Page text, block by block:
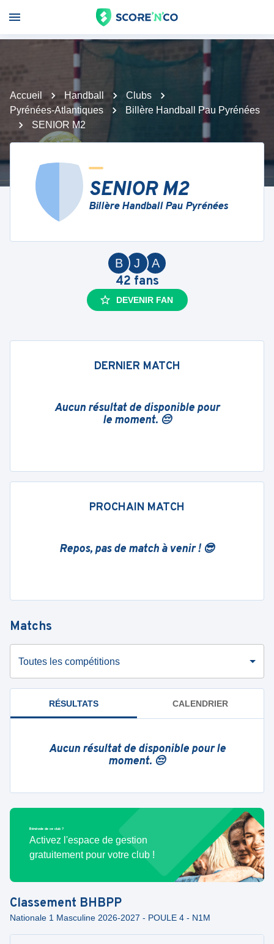
Accueil Handball
Clubs
Pyrénées-Atlantiques
Billère Handball Pau Pyrénées
SENIOR M2
SENIOR M2
Billère Handball Pau Pyrénées
A
J
B
42 fans
DEVENIR FAN
DERNIER MATCH
Aucun résultat de disponible pour
le moment. 😔
PROCHAIN MATCH
Repos, pas de match à venir ! 😎
Matchs
Toutes les compétitions
RÉSULTATS CALENDRIER
Aucun résultat de disponible pour le
moment. 😔
Bénévole de ce club ?
Activez l'espace de gestion
gratuitement pour votre club !
Classement BHBPP
Nationale 1 Masculine 2026-2027 - POULE 4 - N1M